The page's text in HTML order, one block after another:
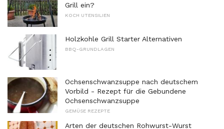
Grill ein?
KOCH UTENSILIEN
Holzkohle Grill Starter Alternativen
BBQ-GRUNDLAGEN
Ochsenschwanzsuppe nach deutschem
Vorbild - Rezept für die Gebundene
Ochsenschwanzsuppe
GEMÜSE REZEPTE
Arten der deutschen Rohwurst-Wurst